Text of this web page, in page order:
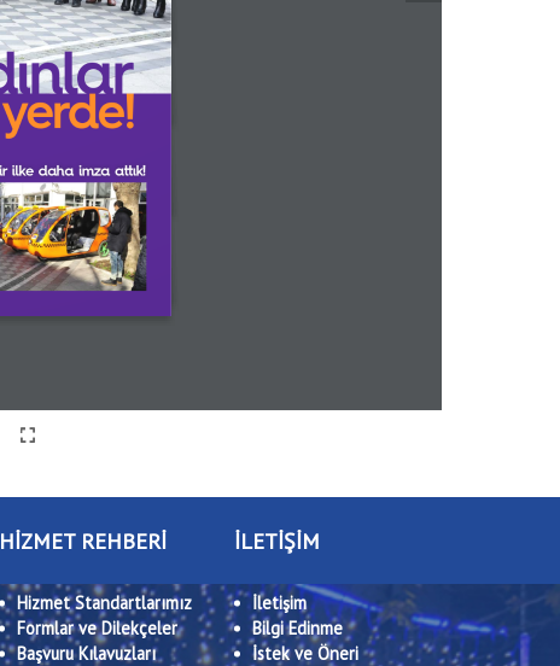
HİZMET REHBERİ
Hizmet Standartlarımız
Formlar ve Dilekçeler
Başvuru Kılavuzları
İLETİŞİM
İletişim
Bilgi Edinme
İstek ve Öneri